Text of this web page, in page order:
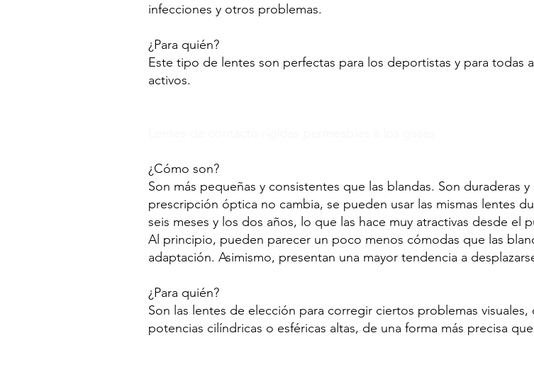
infecciones y otros problemas.
¿Para quién?
Este tipo de lentes son perfectas para los deportistas y para todas
activos.
¿Cómo son?
Son más pequeñas y consistentes que las blandas. Son duraderas
prescripción óptica no cambia, se pueden usar las mismas lentes
seis meses y los dos años, lo que las hace muy atractivas desde el
Al principio, pueden parecer un poco menos cómodas que las
adaptación. Asimismo, presentan una mayor tendencia a
¿Para quién?
Son las lentes de elección para corregir ciertos problemas
potencias cilíndricas o esféricas altas, de una forma más precisa